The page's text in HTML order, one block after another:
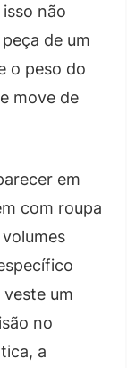
não
de um
o peso do
move de
em
com roupa
um
no
a